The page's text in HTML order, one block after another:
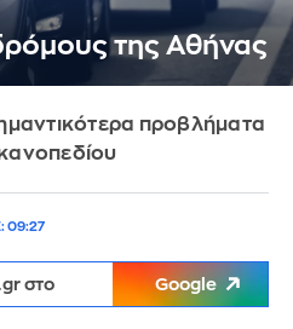
της Αθήνας
προβλήματα
09:27
στο Google